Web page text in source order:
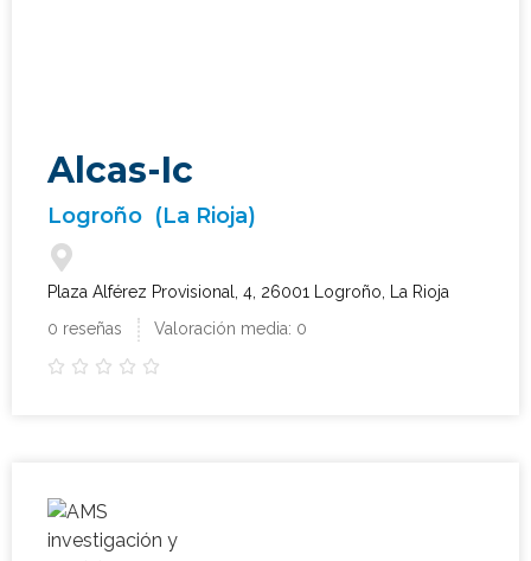
Alcas-Ic
Logroño (La Rioja)
Plaza Alférez Provisional, 4, 26001 Logroño, La Rioja
0 reseñas
Valoración media: 0
    